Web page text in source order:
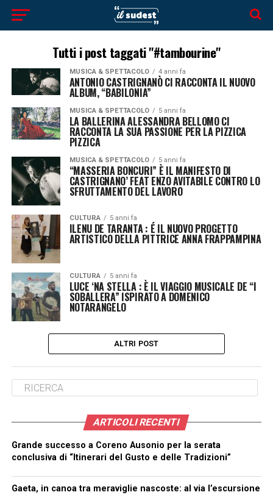
Tutti i post taggati "#tambourine"
MUSICA & SPETTACOLO 4 anni fa
ANTONIO CASTRIGNANÒ CI RACCONTA IL NUOVO
ALBUM, “BABILONIA”
MUSICA & SPETTACOLO 5 anni fa
LA BALLERINA ALESSANDRA BELLOMO CI
RACCONTA LA SUA PASSIONE PER LA PIZZICA
PIZZICA
MUSICA & SPETTACOLO 5 anni fa
“MASSERIA BONCURI” È IL MANIFESTO DI
CASTRIGNANO’ FEAT ENZO AVITABILE CONTRO LO
SFRUTTAMENTO DEL LAVORO
CULTURA 5 anni fa
ILENU DE TARANTA : É IL NUOVO PROGETTO
ARTISTICO DELLA PITTRICE ANNA FRAPPAMPINA
CULTURA 5 anni fa
LUCE ‘NA STELLA : È IL VIAGGIO MUSICALE DE “I
SOBALLERA” ISPIRATO A DOMENICO
NOTARANGELO
ALTRI POST
ARTICOLI RECENTI
Grande successo a Coreno Ausonio per la serata
conclusiva di “Itinerari del Gusto e delle Tradizioni”
Gaeta, in canoa tra meraviglie nascoste: al via l’escursione